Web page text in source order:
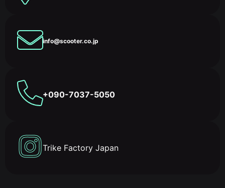
info@scooter.co.jp
+090-7037-5050
Trike Factory Japan